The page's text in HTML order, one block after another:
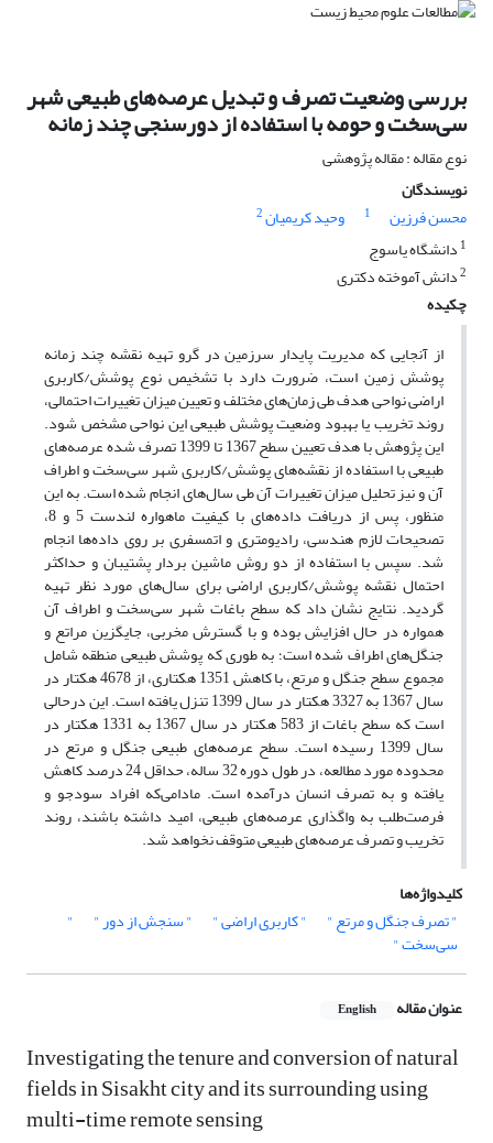
بررسی وضعیت تصرف و تبدیل عرصه‌های طبیعی شهر
سی‌سخت و حومه با استفاده از دورسنجی چند زمانه
نوع مقاله : مقاله پژوهشی
نویسندگان
محسن فرزین
1 وحید کریمیان2
1 دانشگاه یاسوج
2دانش آموخته دکتری
چکیده
از آنجایی که مدیریت پایدار سرزمین در گرو تهیه نقشه چند زمانه
پوشش زمین است، ضرورت دارد با تشخیص نوع پوشش/کاربری
اراضی نواحی هدف طی زمان‌های مختلف و تعیین میزان تغییرات احتمالی،
روند تخریب یا بهبود وضعیت پوشش طبیعی این نواحی مشخص شود.
این پژوهش با هدف تعیین سطح 1367 تا 1399 تصرف شده عرصه‌های
طبیعی با استفاده از نقشه‌های پوشش/کاربری شهر سی‌سخت و اطراف
آن و نیز تحلیل میزان تغییرات آن طی سال‌های انجام شده است. به این
منظور، پس از دریافت داده‌های با کیفیت ماهواره لندست 5 و 8،
تصحیحات لازم هندسی، رادیومتری و اتمسفری بر روی داده‌ها انجام
شد. سپس با استفاده از دو روش ماشین بردار پشتیبان و حداکثر
احتمال نقشه پوشش/کاربری اراضی برای سال‌های مورد نظر تهیه
گردید. نتایج نشان داد که سطح باغات شهر سی‌سخت و اطراف آن
همواره در حال افزایش بوده و با گسترش مخربی، جایگزین مراتع و
جنگل‌‌های اطراف شده است؛ به طوری که پوشش طبیعی منطقه شامل
مجموع سطح جنگل و مرتع، با کاهش 1351 هکتاری، از 4678 هکتار در
سال 1367 به 3327 هکتار در سال 1399 تنزل یافته است. این درحالی
است که سطح باغات از 583 هکتار در سال 1367 به 1331 هکتار در
سال 1399 رسیده است. سطح عرصه‌های طبیعی جنگل و مرتع در
محدوده مورد مطالعه، در طول دوره 32 ساله، حداقل 24 درصد کاهش
یافته و به تصرف انسان درآمده است. مادامی‌که افراد سودجو و
فرصت‌طلب به واگذاری عرصه‌های طبیعی، امید داشته باشند، روند
تخریب و تصرف عرصه‌های طبیعی متوقف نخواهد شد.
کلیدواژه‌ها
" تصرف جنگل و مرتع "
" کاربری اراضی " " سنجش از دور " "
سی‌سخت "
عنوان مقاله English
Investigating the tenure and conversion of natural
fields in Sisakht city and its surrounding using
multi-time remote sensing